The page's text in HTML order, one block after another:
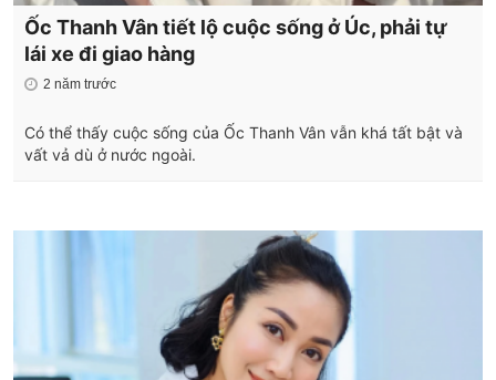
Ốc Thanh Vân tiết lộ cuộc sống ở Úc, phải tự
lái xe đi giao hàng
2 năm trước
Có thể thấy cuộc sống của Ốc Thanh Vân vẫn khá tất bật và
vất vả dù ở nước ngoài.